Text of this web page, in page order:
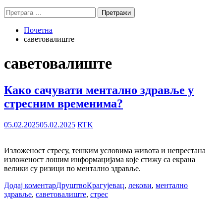
Претрага
за:
Почетна
саветовалиште
саветовалиште
Како сачувати ментално здравље у
стресним временима?
05.02.202505.02.2025 RTK
Изложеност стресу, тешким условима живота и непрестана
изложеност лошим информацијама које стижу са екрана
велики су ризици по ментално здравље.
Додај коментарДруштвоКрагујевац, лекови, ментално
здравље, саветовалиште, стрес